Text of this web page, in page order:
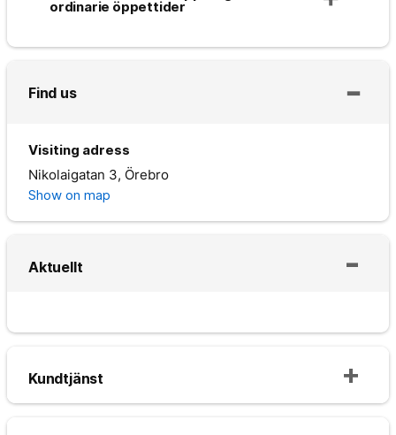
ordinarie öppettider
Find us
Visiting adress
Nikolaigatan 3, Örebro
Show on map
Aktuellt
Kundtjänst